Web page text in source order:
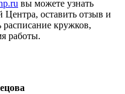
вы можете узнать
Центра, оставить отзыв и
расписание кружков,
работы.